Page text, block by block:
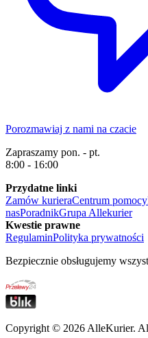
Porozmawiaj z nami na czacie
Zapraszamy pon. - pt.
8:00 - 16:00
Przydatne linki
Zamów kurieraCentrum pomocy
nasPoradnikGrupa Allekurier
Kwestie prawne
RegulaminPolityka prywatności
Bezpiecznie obsługujemy
Copyright © 2026 AlleKurier.